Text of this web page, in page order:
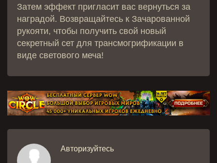
Затем эффект пригласит вас вернуться за
наградой. Возвращайтесь к Зачарованной
рукояти, чтобы получить свой новый
секретный сет для трансмогрификации в
виде светового меча!
Авторизуйтесь